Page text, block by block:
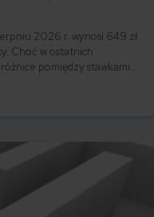
2026 r. wynosi 649 zł
Choć w ostatnich
pomiędzy stawkami
najtańsze OC w Polsce